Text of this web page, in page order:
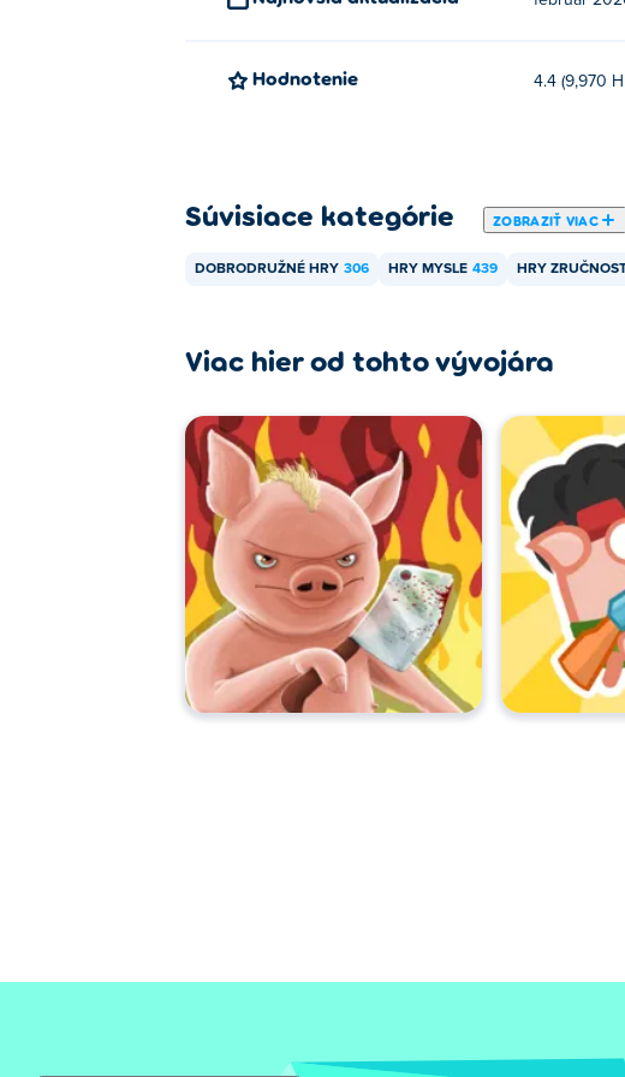
Hodnotenie 4.4 (9,970
Súvisiace kategórie ZOBRAZIŤ VIAC
DOBRODRUŽNÉ HRY 306 HRY MYSLE 439 HRY
Viac hier od tohto vývojára